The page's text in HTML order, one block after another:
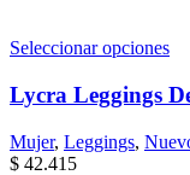
Seleccionar opciones
Lycra Leggings
Mujer, Leggings,
$ 42.415